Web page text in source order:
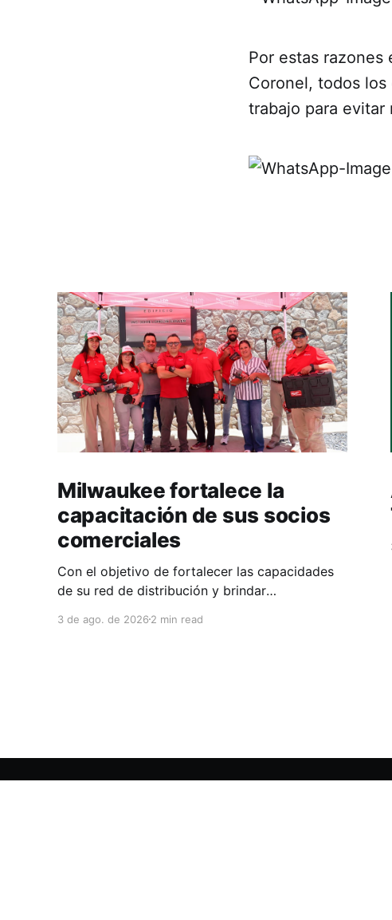
Por estas razones
Coronel, todos
trabajo para evitar
Milwaukee fortalece la
capacitación de sus socios
comerciales
Con el objetivo de fortalecer las capacidades
de su red de distribución y brindar
desempeño comercial y técnico, Milwaukee
3 de ago. de 2026 2 min read